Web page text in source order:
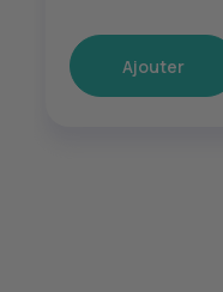
Ajouter